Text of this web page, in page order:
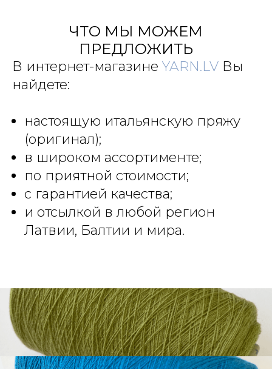
ЧТО МЫ МОЖЕМ
ПРЕДЛОЖИТЬ
В интернет-магазине YARN.LV Вы
найдете:
настоящую итальянскую пряжу
(оригинал);
в широком ассортименте;
по приятной стоимости;
с гарантией качества;
и отсылкой в любой регион
Латвии, Балтии и мира.